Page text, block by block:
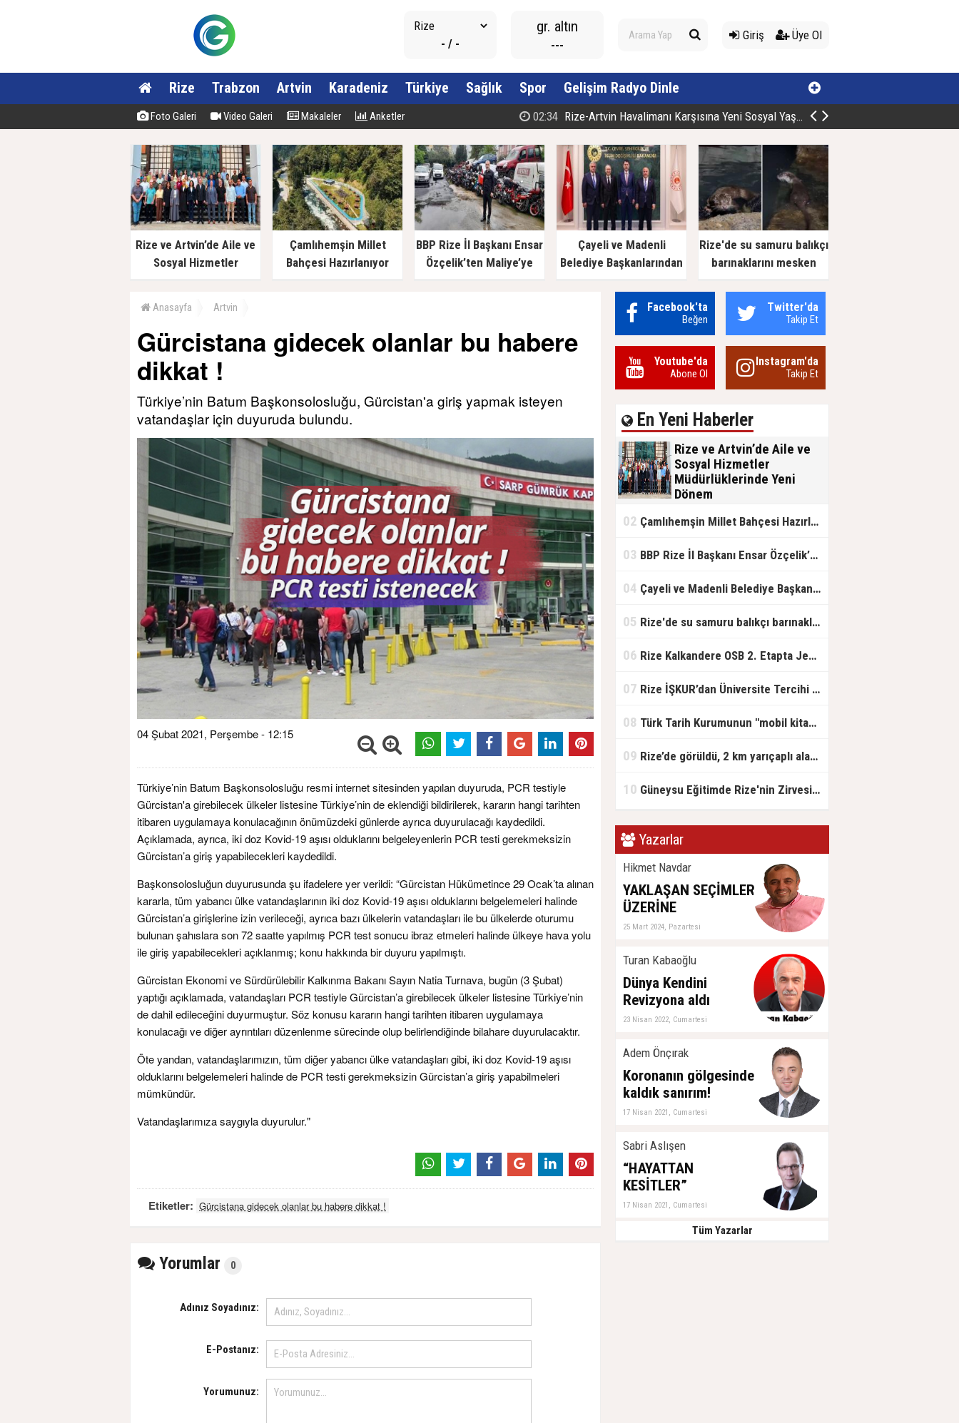
- / -
gr. altın
---
Giriş Üye Ol
Rize Trabzon Artvin Karadeniz Türkiye Sağlık Spor Gelişim Radyo Dinle
Foto Galeri Video Galeri Makaleler Anketler 02:34 Rize-Artvin Havalimanı Karşısına Yeni Sosyal Yaşam Alan
Rize ve Artvin’de Aile ve
Sosyal Hizmetler
Çamlıhemşin Millet
Bahçesi Hazırlanıyor
BBP Rize İl Başkanı Ensar
Özçelik’ten Maliye’ye
Durdurur!"
Çayeli ve Madenli
Belediye Başkanlarından
Rize'de su samuru balıkçı
barınaklarını mesken
Anasayfa Artvin
Gürcistana gidecek olanlar bu habere
dikkat !
Türkiye’nin Batum Başkonsolosluğu, Gürcistan'a giriş yapmak isteyen
vatandaşlar için duyuruda bulundu.
04 Şubat 2021, Perşembe - 12:15
Türkiye’nin Batum Başkonsolosluğu resmi internet sitesinden yapılan duyuruda, PCR testiyle
Gürcistan'a girebilecek ülkeler listesine Türkiye’nin de eklendiği bildirilerek, kararın hangi tarihten
itibaren uygulamaya konulacağının önümüzdeki günlerde ayrıca duyurulacağı kaydedildi.
Açıklamada, ayrıca, iki doz Kovid-19 aşısı olduklarını belgeleyenlerin PCR testi gerekmeksizin
Gürcistan’a giriş yapabilecekleri kaydedildi.
Başkonsolosluğun duyurusunda şu ifadelere yer verildi: “Gürcistan Hükümetince 29 Ocak’ta alınan
kararla, tüm yabancı ülke vatandaşlarının iki doz Kovid-19 aşısı olduklarını belgelemeleri halinde
Gürcistan’a girişlerine izin verileceği, ayrıca bazı ülkelerin vatandaşları ile bu ülkelerde oturumu
bulunan şahıslara son 72 saatte yapılmış PCR test sonucu ibraz etmeleri halinde ülkeye hava yolu
ile giriş yapabilecekleri açıklanmış; konu hakkında bir duyuru yapılmıştı.
Gürcistan Ekonomi ve Sürdürülebilir Kalkınma Bakanı Sayın Natia Turnava, bugün (3 Şubat)
yaptığı açıklamada, vatandaşları PCR testiyle Gürcistan’a girebilecek ülkeler listesine Türkiye’nin
de dahil edileceğini duyurmuştur. Söz konusu kararın hangi tarihten itibaren uygulamaya
konulacağı ve diğer ayrıntıları düzenlenme sürecinde olup belirlendiğinde bilahare duyurulacaktır.
Öte yandan, vatandaşlarımızın, tüm diğer yabancı ülke vatandaşları gibi, iki doz Kovid-19 aşısı
olduklarını belgelemeleri halinde de PCR testi gerekmeksizin Gürcistan’a giriş yapabilmeleri
mümkündür.
Vatandaşlarımıza saygıyla duyurulur."
Etiketler: Gürcistana gidecek olanlar bu habere dikkat !
Yorumlar 0
Adınız Soyadınız:
E-Postanız:
Yorumunuz:
Facebook'ta
Beğen
Twitter'da
Takip Et
Youtube'da
Abone Ol
Instagram'da
Takip Et
En Yeni Haberler
Rize ve Artvin’de Aile ve
Sosyal Hizmetler
Müdürlüklerinde Yeni
Dönem
bünyesinde Rize ve Artvin İl
Müdürlüklerinde gerçekleşen görev
devlet geleneğinin ön plana çıktığı
02 Çamlıhemşin Millet Bahçesi Hazırlanıyor
03 BBP Rize İl Başkanı Ensar Özçelik’ten Maliye’ye Çağrı: "Esnafın Ekmek Teknesine Haciz Borcu Ödetmez, Üretimi Durdurur!"
04 Çayeli ve Madenli Belediye Başkanlarından Bakan Kurum’a Ziyaret
05 Rize'de su samuru balıkçı barınaklarını mesken tuttu
06 Rize Kalkandere OSB 2. Etapta Jeolojik Etüt Çalışmaları Başladı
07 Rize İŞKUR’dan Üniversite Tercihi Yapan Adaylara DABİS Desteği
08 Türk Tarih Kurumunun "mobil kitap satış mağazası" Rize'ye geldi
09 Rize’de görüldü, 2 km yarıçaplı alan karantinada
10 Güneysu Eğitimde Rize'nin Zirvesinde: LGS ve YKS’de Rize Birinciliği Geldi!
Yazarlar
Hikmet Navdar
YAKLAŞAN SEÇİMLER
ÜZERİNE
25 Mart 2024, Pazartesi
Turan Kabaoğlu
Dünya Kendini
Revizyona aldı
23 Nisan 2022, Cumartesi
Adem Önçırak
Koronanın gölgesinde
kaldık sanırım!
17 Nisan 2021, Cumartesi
Sabri Aslışen
“HAYATTAN
KESİTLER”
17 Nisan 2021, Cumartesi
Tüm Yazarlar